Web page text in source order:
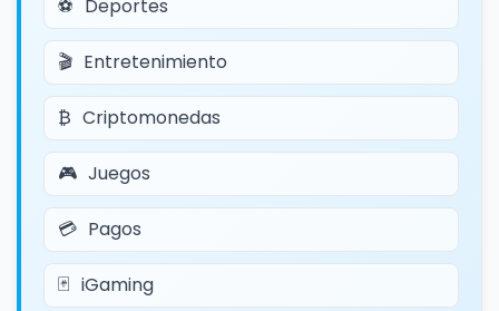
Deportes
Entretenimiento
Criptomonedas
Juegos
Pagos
iGaming